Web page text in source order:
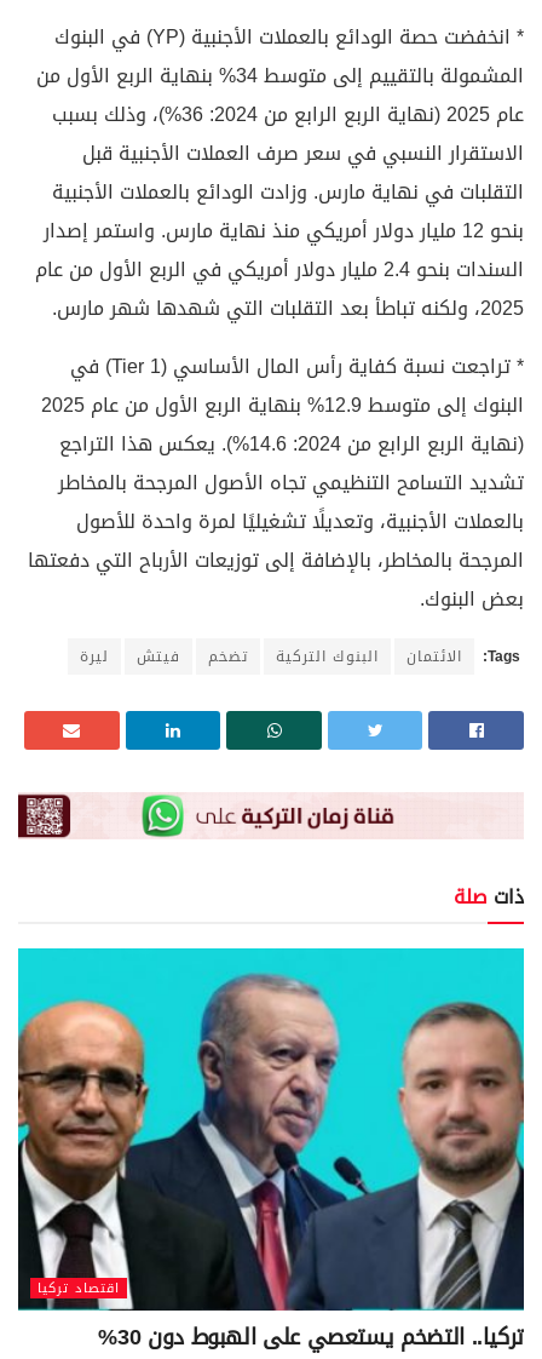
* انخفضت حصة الودائع بالعملات الأجنبية (YP) في البنوك
المشمولة بالتقييم إلى متوسط 34% بنهاية الربع الأول من
عام 2025 (نهاية الربع الرابع من 2024: 36%)، وذلك بسبب
الاستقرار النسبي في سعر صرف العملات الأجنبية قبل
التقلبات في نهاية مارس. وزادت الودائع بالعملات الأجنبية
بنحو 12 مليار دولار أمريكي منذ نهاية مارس. واستمر إصدار
السندات بنحو 2.4 مليار دولار أمريكي في الربع الأول من عام
2025، ولكنه تباطأ بعد التقلبات التي شهدها شهر مارس.
* تراجعت نسبة كفاية رأس المال الأساسي (Tier 1) في
البنوك إلى متوسط 12.9% بنهاية الربع الأول من عام 2025
(نهاية الربع الرابع من 2024: 14.6%). يعكس هذا التراجع
تشديد التسامح التنظيمي تجاه الأصول المرجحة بالمخاطر
بالعملات الأجنبية، وتعديلًا تشغيليًا لمرة واحدة للأصول
المرجحة بالمخاطر، بالإضافة إلى توزيعات الأرباح التي دفعتها
بعض البنوك.
Tags: الائتمان البنوك التركية تضخم فيتش ليرة
ذات صلة
اقتصاد تركيا
تركيا.. التضخم يستعصي على الهبوط دون 30%